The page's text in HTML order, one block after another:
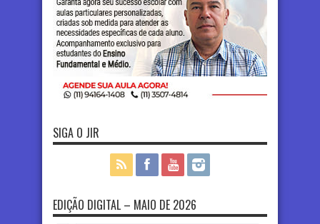
SIGA O JIR
EDIÇÃO DIGITAL – MAIO DE 2026